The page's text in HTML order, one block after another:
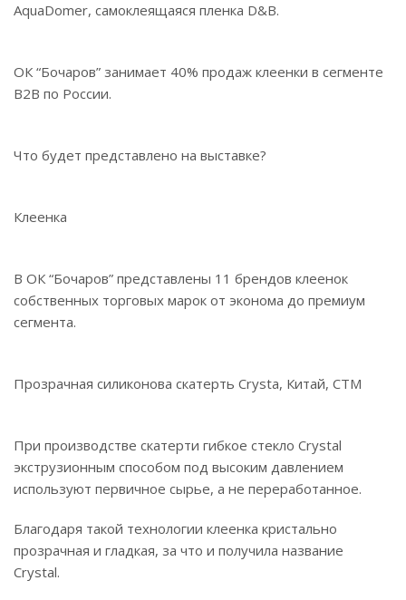
AquaDomer, самоклеящаяся пленка D&B.
ОК “Бочаров” занимает 40% продаж клеенки в сегменте
B2B по России.
Что будет представлено на выставке?
Клеенка
В ОК “Бочаров” представлены 11 брендов клеенок
собственных торговых марок от эконома до премиум
сегмента.
Прозрачная силиконова скатерть Crysta, Китай, СТМ
При производстве скатерти гибкое стекло Crystal
экструзионным способом под высоким давлением
используют первичное сырье, а не переработанное.
Благодаря такой технологии клеенка кристально
прозрачная и гладкая, за что и получила название
Crystal.